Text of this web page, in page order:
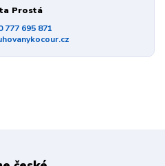
Prostá
777 695 871